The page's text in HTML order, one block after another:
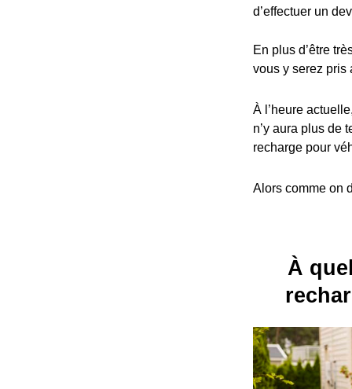
d’effectuer un
En plus d’être
vous y serez pris
À l’heure
n’y aura plus de
recharge pour
Alors comme on
À